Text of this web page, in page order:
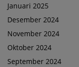
Januari 2025
Desember 2024
November 2024
Oktober 2024
September 2024